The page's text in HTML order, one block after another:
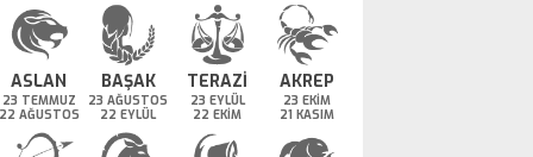
ASLAN
23 TEMMUZ
22 AĞUSTOS
BAŞAK
23 AĞUSTOS
22 EYLÜL
TERAZİ
23 EYLÜL
22 EKİM
AKREP
23 EKİM
21 KASIM